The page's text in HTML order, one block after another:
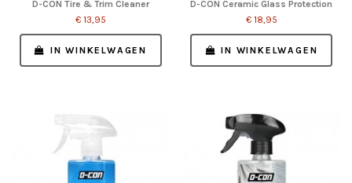
D-CON Tire & Trim Cleaner
€ 13,95
IN WINKELWAGEN
D-CON Ceramic Glass Protection
€ 18,95
IN WINKELWAGEN